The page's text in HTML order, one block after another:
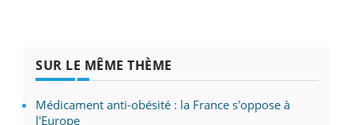
SUR LE MÊME THÈME
Médicament anti-obésité : la France s'oppose à
l'Europe